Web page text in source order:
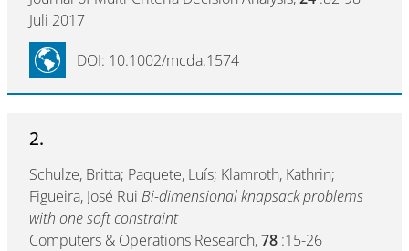
Juli 2017
DOI: 10.1002/mcda.1574
2.
Schulze, Britta; Paquete, Luís; Klamroth, Kathrin;
Figueira, José Rui Bi-dimensional knapsack problems
with one soft constraint
Computers & Operations Research,78 :15-26